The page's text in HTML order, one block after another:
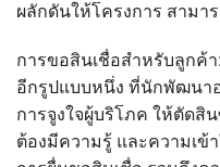
ผลักดันให้โครงการ สามา
การขอสินเชื่อสำหรับลูกค้า
อีกรูปแบบหนึ่ง ที่นักพัฒนา
การจูงใจผู้บริโภค ให้ตัดสิ
ต้องมีความรู้ และความเข้า